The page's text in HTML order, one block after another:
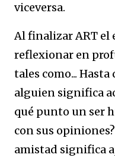
viceversa.
Al finalizar ART el
reflexionar en
tales como...
alguien significa
qué punto un ser
con sus
amistad significa